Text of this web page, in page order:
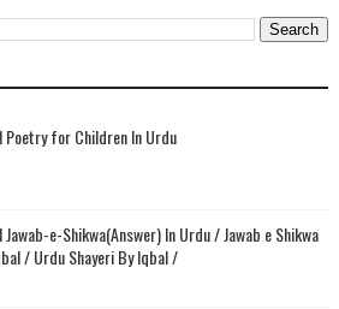
Poetry for Children In Urdu
e-Shikwa(Answer) In Urdu / Jawab e Shikwa
/ Urdu Shayeri By Iqbal /